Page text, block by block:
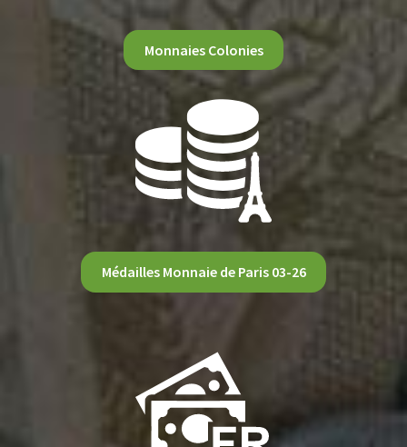
Monnaies Colonies
Médailles Monnaie de Paris 03-26